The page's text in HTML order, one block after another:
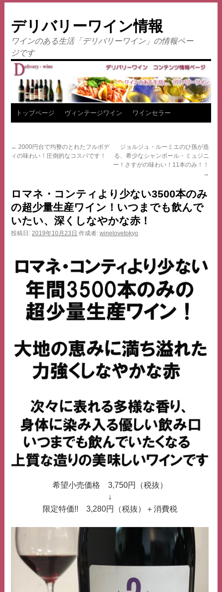
デリバリーワイン情報
ワインのある生活「デリバリーワイン」の情報ペー
ジです
コ
テ
へ
ス
ッ
トップページ ヴィンテージワイン ワインセラー
← 2000円台で均整のとれたフルボデ
ィの味わい！圧倒的なコスパです！
ジョルジュ・ルーミエのひ孫が造
る、希少なシャンボール・ミュジニ
ー！さすがの味わい！11本のみ！！
→
ロマネ・コンティより少ない3500本のみ
の超少量生産ワイン！いつまでも飲んで
いたい、深くしなやかな赤！
投稿日: 2019年10月23日 作成者: winelovetokyo
希望小売価格 3,750円（税抜）
↓
限定特価!! 3,280円（税抜）＋消費税